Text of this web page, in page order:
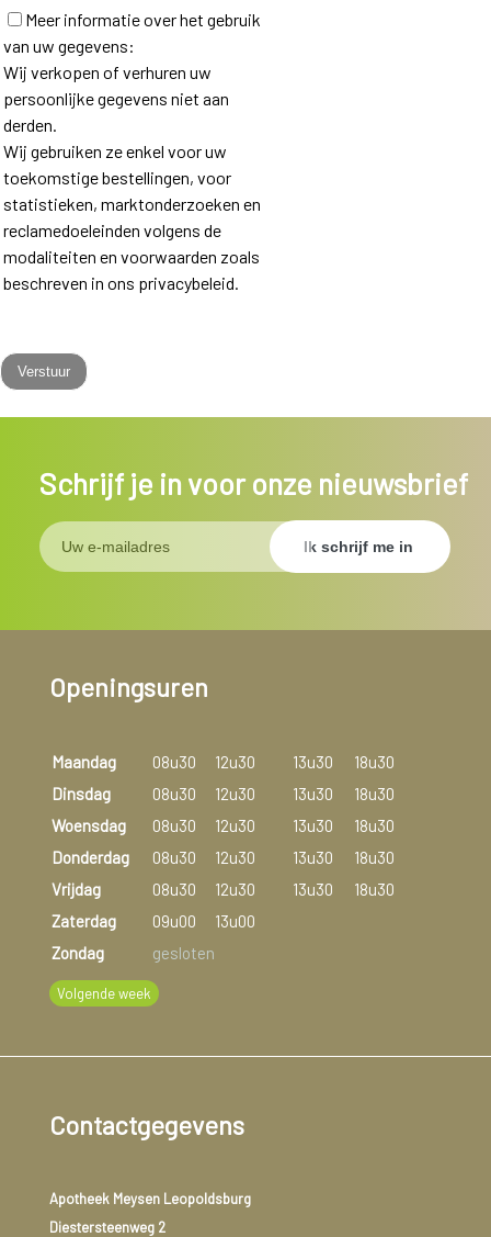
Meer informatie over het gebruik
van uw gegevens:
Wij verkopen of verhuren uw
persoonlijke gegevens niet aan
derden.
Wij gebruiken ze enkel voor uw
toekomstige bestellingen, voor
statistieken, marktonderzoeken en
reclamedoeleinden volgens de
modaliteiten en voorwaarden zoals
beschreven in ons privacybeleid.
Schrijf je in voor onze nieuwsbrief
Openingsuren
Maandag 08u30 12u30 13u30
18u30
Dinsdag
08u30 12u30 13u30
18u30
Woensdag
08u30 12u30 13u30
18u30
Donderdag
08u30 12u30 13u30
18u30
Vrijdag
08u30 12u30 13u30
18u30
Zaterdag
09u00
13u00
Zondag
gesloten
Volgende week
Contactgegevens
Apotheek Meysen Leopoldsburg
Diestersteenweg 2